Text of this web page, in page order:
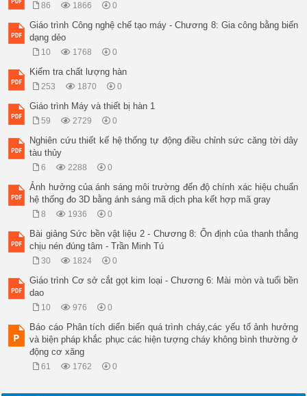
86 1866 0
Giáo trình Công nghệ chế tạo máy - Chương 8: Gia công bằng biến
dạng dẻo
10 1768 0
Kiểm tra chất lượng hàn
253 1870 0
Giáo trình Máy và thiết bị hàn 1
59 2729 0
Nghiên cứu thiết kế hệ thống tự động điều chỉnh sức căng tời dây
tàu thủy
6 2288 0
Ảnh hưởng của ánh sáng môi trường đến độ chính xác hiệu chuẩn
hệ thống đo 3D bằng ánh sáng mã dịch pha kết hợp mã gray
8 1936 0
Bài giảng Sức bền vật liệu 2 - Chương 8: Ổn định của thanh thẳng
chịu nén đúng tâm - Trần Minh Tú
30 1824 0
Giáo trình Cơ sở cắt gọt kim loại - Chương 6: Mài mòn và tuổi bền
dao
10 976 0
Báo cáo Phân tích diển biến quá trình cháy,các yếu tố ảnh hưởng
và biện pháp khắc phục các hiện tượng cháy không bình thường ở
động cơ xăng
61 1762 0